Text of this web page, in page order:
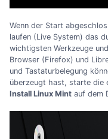
Wenn der Start
laufen (Live System) das
wichtigsten Werkzeuge
Browser (Firefox) und
und Tastaturbelegung
überzeugt hast, starte die
Install Linux Mint auf dem